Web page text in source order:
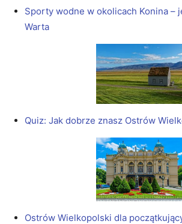
Sporty wodne w okolicach Konina –
Warta
Quiz: Jak dobrze znasz Ostrów
Ostrów Wielkopolski dla